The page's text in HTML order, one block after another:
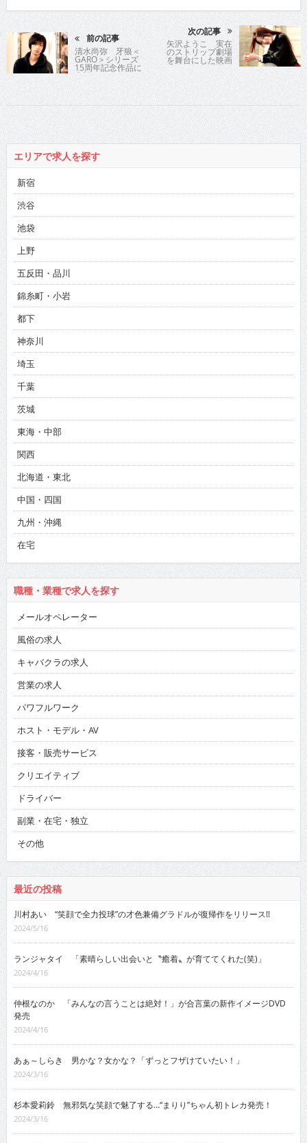
前の記事
清水尚弥 牙狼＜
GARO＞シリーズ
15周年記念作品に
参戦
次の記事
矢沢ようこ 実在
のストリップ劇場
を舞台にした映画
に出演
エリアで求人を探す
新宿
渋谷
池袋
上野
五反田・品川
錦糸町・小岩
都下
神奈川
埼玉
千葉
茨城
東海・中部
関西
北海道・東北
中国・四国
九州・沖縄
在宅
職種・業種で求人を探す
メールオペレーター
風俗の求人
キャバクラの求人
営業の求人
パワフルワーク
ホスト・モデル・AV
接客・販売サービス
クリエイティブ
ドライバー
副業・在宅・独立
その他
最近の投稿
川村あい “笑顔で全力投球”の才色兼備グラドルが復帰作をリリース!!
2024/5/16
ランジャタイ 「素晴らしい出会いと〝癒着〟が育ててくれた(笑)」
2024/4/16
仲根なのか 「みんなの言うことは絶対！」が合言葉の新作イメージDVD
発売
2024/4/16
あぁ～しらき 男かな？女かな？「ずっとフザけていたい！」
2024/3/16
杉本愛莉鈴 無邪気な笑顔で魅了する…“まりり”ちゃん初トレカ発売！
2024/3/16